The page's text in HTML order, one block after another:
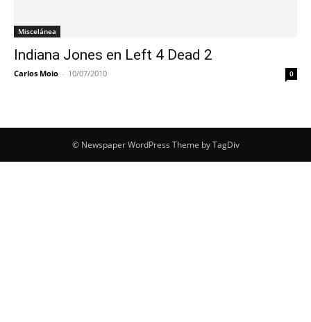
Miscelánea
Indiana Jones en Left 4 Dead 2
Carlos Moio - 10/07/2010 0
© Newspaper WordPress Theme by TagDiv